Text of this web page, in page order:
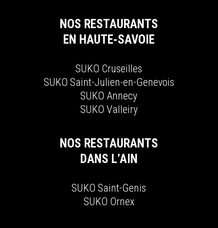
NOS RESTAURANTS
EN HAUTE-SAVOIE
SUKO Cruseilles
SUKO Saint-Julien-en-Genevois
SUKO Annecy
SUKO Valleiry
NOS RESTAURANTS
DANS L’AIN
SUKO Saint-Genis
SUKO Ornex